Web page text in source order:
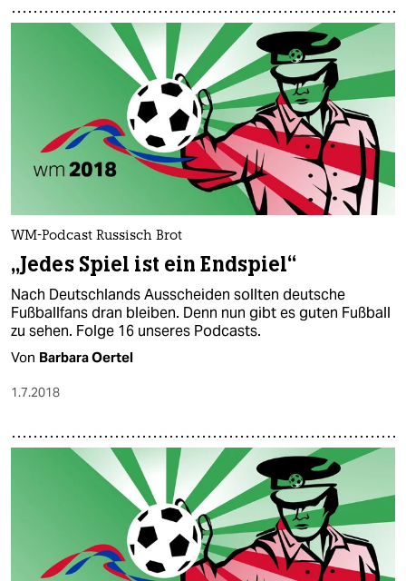
WM-Podcast Russisch Brot
„Jedes Spiel ist ein Endspiel“
Nach Deutschlands Ausscheiden sollten deutsche
Fußballfans dran bleiben. Denn nun gibt es guten Fußball
zu sehen. Folge 16 unseres Podcasts.
Von Barbara Oertel
1.7.2018